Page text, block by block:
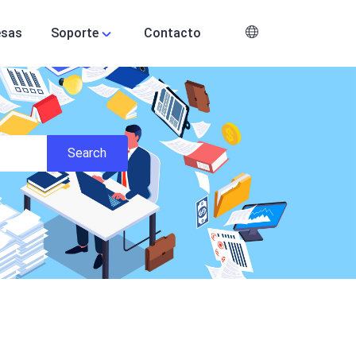
Soporte Contacto